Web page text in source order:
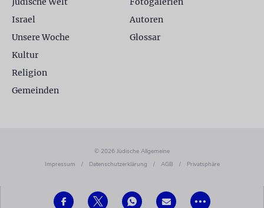
•••
Israel
Unsere Woche
Kultur
Religion
Gemeinden
Autoren
Glossar
© 2026 Jüdische Allgemeine
Impressum
/ Datenschutzerklärung / AGB / Privatsphäre